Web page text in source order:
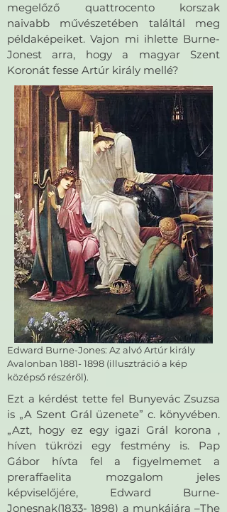
megelőző quattrocento korszak
naivabb művészetében találtál meg
példaképeiket. Vajon mi ihlette Burne-
Jonest arra, hogy a magyar Szent
Koronát fesse Artúr király mellé?
Edward Burne-Jones: Az alvó Artúr király
Avalonban 1881- 1898 (illusztráció a kép
középső részéről).
Ezt a kérdést tette fel Bunyevác Zsuzsa
is „A Szent Grál üzenete” c. könyvében.
„Azt, hogy ez egy igazi Grál korona ,
híven tükrözi egy festmény is. Pap
Gábor hívta fel a figyelmemet a
preraffaelita mozgalom jeles
képviselőjére, Edward Burne-
Jonesnak(1833- 1898) a munkájára –The